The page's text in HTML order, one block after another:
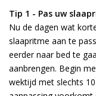
Tip 1 - Pas uw
Nu de dagen wat
slaapritme aan te
eerder naar bed te
aanbrengen. Begin
wektijd met slechts